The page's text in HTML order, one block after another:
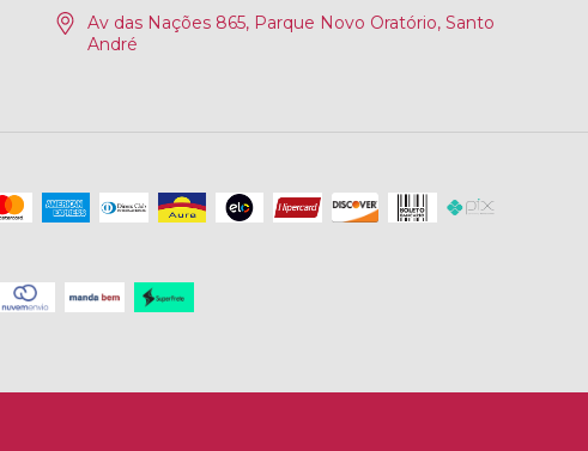
Av das Nações 865, Parque Novo Oratório, Santo
André